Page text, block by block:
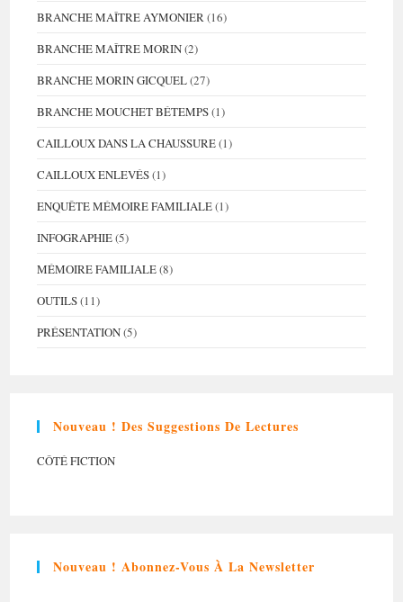
BRANCHE MAÎTRE AYMONIER(16)
BRANCHE MAÎTRE MORIN(2)
BRANCHE MORIN GICQUEL(27)
BRANCHE MOUCHET BÉTEMPS(1)
CAILLOUX DANS LA CHAUSSURE(1)
CAILLOUX ENLEVÉS(1)
ENQUÊTE MÉMOIRE FAMILIALE(1)
INFOGRAPHIE(5)
MÉMOIRE FAMILIALE(8)
OUTILS(11)
PRÉSENTATION(5)
Nouveau ! Des Suggestions De Lectures
CÔTÉ FICTION
Nouveau ! Abonnez-Vous À La Newsletter